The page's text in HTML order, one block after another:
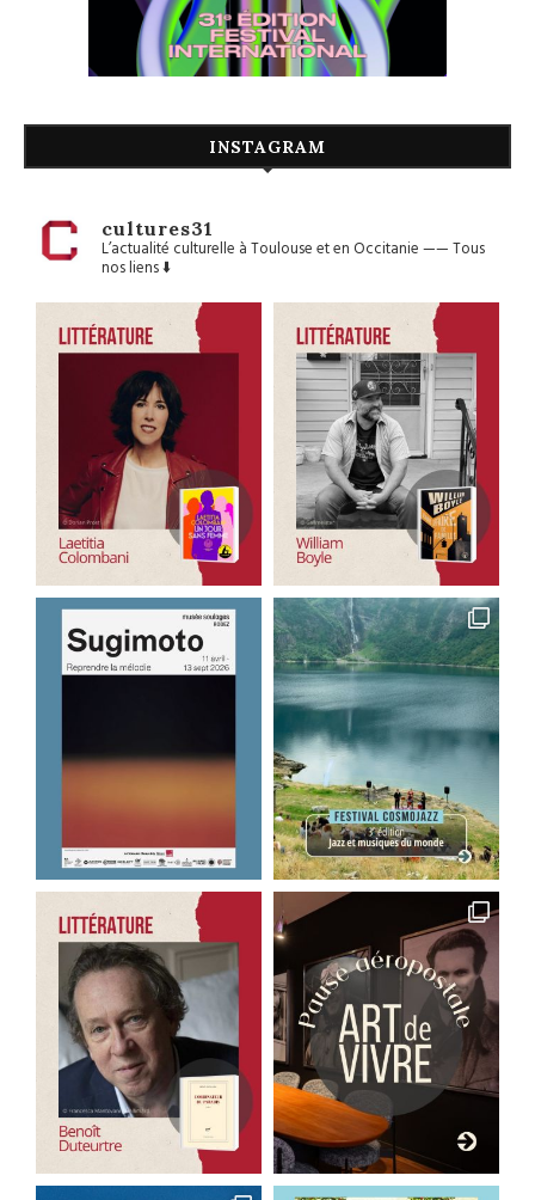
INSTAGRAM
cultures31
L’actualité culturelle à Toulouse et en Occitanie——Tous
nos liens ⬇️